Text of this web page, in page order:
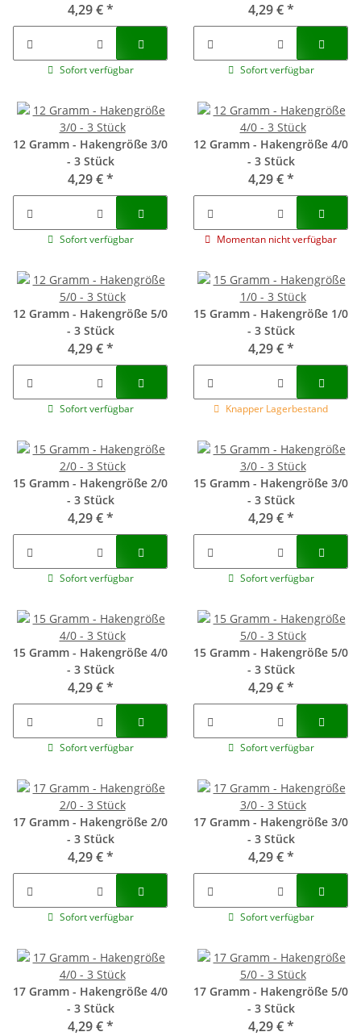
4,29 €*
Sofort verfügbar
4,29 €*
Sofort verfügbar
12 Gramm - Hakengröße 3/0
- 3 Stück
4,29 €*
Sofort verfügbar
12 Gramm - Hakengröße 4/0
- 3 Stück
4,29 €*
Momentan nicht verfügbar
12 Gramm - Hakengröße 5/0
- 3 Stück
4,29 €*
Sofort verfügbar
15 Gramm - Hakengröße 1/0
- 3 Stück
4,29 €*
Knapper Lagerbestand
15 Gramm - Hakengröße 2/0
- 3 Stück
4,29 €*
Sofort verfügbar
15 Gramm - Hakengröße 3/0
- 3 Stück
4,29 €*
Sofort verfügbar
15 Gramm - Hakengröße 4/0
- 3 Stück
4,29 €*
Sofort verfügbar
15 Gramm - Hakengröße 5/0
- 3 Stück
4,29 €*
Sofort verfügbar
17 Gramm - Hakengröße 2/0
- 3 Stück
4,29 €*
Sofort verfügbar
17 Gramm - Hakengröße 3/0
- 3 Stück
4,29 €*
Sofort verfügbar
17 Gramm - Hakengröße 4/0
- 3 Stück
4,29 €*
17 Gramm - Hakengröße 5/0
- 3 Stück
4,29 €*